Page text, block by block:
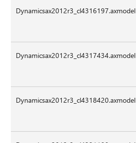
Dynamicsax2012r3_cl4316197.axmodel
Dynamicsax2012r3_cl4317434.axmodel
Dynamicsax2012r3_cl4318420.axmodel